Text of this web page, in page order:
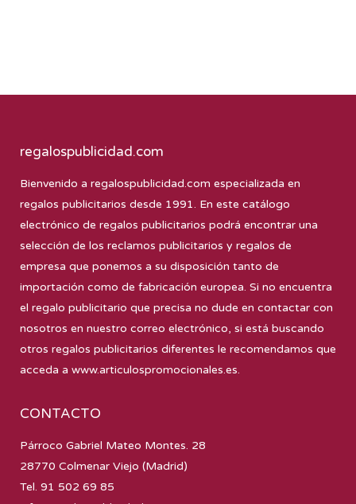
regalospublicidad.com
Bienvenido a regalospublicidad.com especializada en
regalos publicitarios desde 1991. En este catálogo
electrónico de regalos publicitarios podrá encontrar una
selección de los reclamos publicitarios y regalos de
empresa que ponemos a su disposición tanto de
importación como de fabricación europea. Si no encuentra
el regalo publicitario que precisa no dude en contactar con
nosotros en nuestro correo electrónico, si está buscando
otros regalos publicitarios diferentes le recomendamos que
acceda a www.articulospromocionales.es.
CONTACTO
Párroco Gabriel Mateo Montes. 28
28770 Colmenar Viejo (Madrid)
Tel. 91 502 69 85